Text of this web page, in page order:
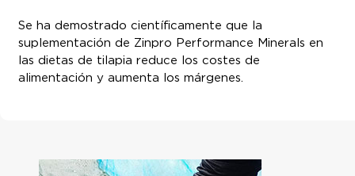
Se ha demostrado científicamente que la
suplementación de Zinpro Performance Minerals en
las dietas de tilapia reduce los costes de
alimentación y aumenta los márgenes.